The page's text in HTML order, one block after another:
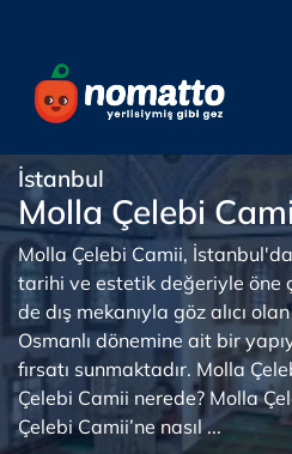
İstanbul
Molla Çelebi
Molla Çelebi Camii,
tarihi ve estetik değeriyle öne
de dış mekanıyla göz alıcı
Osmanlı dönemine ait bir
fırsatı sunmaktadır. Molla
Çelebi Camii nerede? Molla
Çelebi Camii’ne nasıl ...